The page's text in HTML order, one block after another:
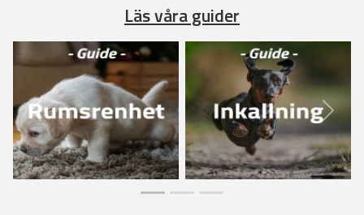
Läs våra guider
Previous Next